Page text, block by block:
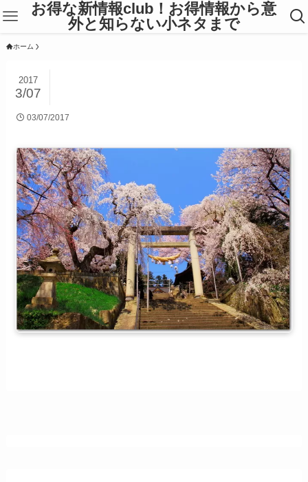
お得な新情報club！お得情報から意
外と知らない小ネタまで
ホーム
2017
3/07
03/07/2017